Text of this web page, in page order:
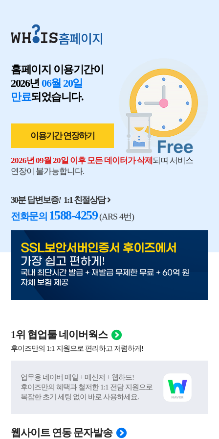
홈페이지
홈페이지 이용기간이
2026년06월 20일
만료되었습니다.
이용기간 연장하기
2026년 09월 20일 이후 모든 데이터가 삭제 되며 서비스
연장이 불가능합니다.
30분 답변보증!1:1 친절상담
전화문의 1588-4259(ARS 4번)
SSL보안서버인증서 후이즈에서
가장 쉽고 편하게 !
국내 최단시간 발급 + 재발급 무제한 무료 + 60억 원
자체 보험 제공
1위 협업툴 네이버웍스
후이즈만의 1:1 지원으로 편리하고 저렴하게!
업무용 네이버 메일 + 메신저 + 웹하드!
후이즈만의 혜택과 철저한 1:1 전담 지원으로
복잡한 초기 세팅 없이 바로 사용하세요.
웹사이트 연동 문자발송